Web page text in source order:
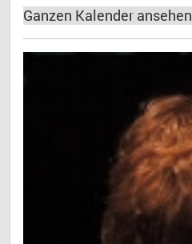
Ganzen Kalender ansehen